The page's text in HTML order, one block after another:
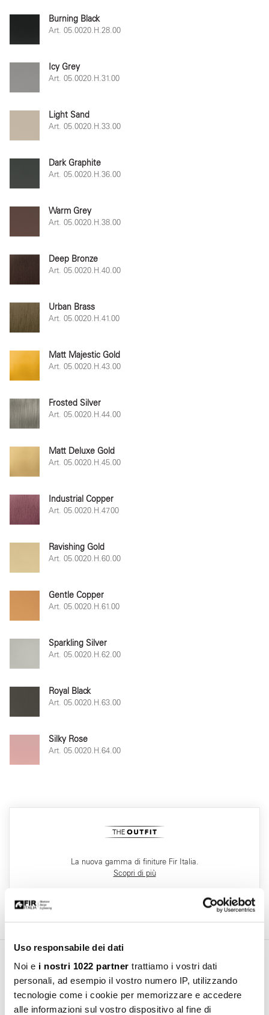
Uso responsabile dei dati
Noi e i nostri 1022 partner trattiamo i vostri dati
personali, ad esempio il vostro numero IP, utilizzando
tecnologie come i cookie per memorizzare e accedere
alle informazioni sul vostro dispositivo al fine di
Burning Black
Art. 05.0020.H.28.00
Icy Grey
Art. 05.0020.H.31.00
Light Sand
Art. 05.0020.H.33.00
Dark Graphite
Art. 05.0020.H.36.00
Warm Grey
Art. 05.0020.H.38.00
Deep Bronze
Art. 05.0020.H.40.00
Urban Brass
Art. 05.0020.H.41.00
Matt Majestic Gold
Art. 05.0020.H.43.00
Frosted Silver
Art. 05.0020.H.44.00
Matt Deluxe Gold
Art. 05.0020.H.45.00
Industrial Copper
Art. 05.0020.H.47.00
Ravishing Gold
Art. 05.0020.H.60.00
Gentle Copper
Art. 05.0020.H.61.00
Sparkling Silver
Art. 05.0020.H.62.00
Royal Black
Art. 05.0020.H.63.00
Silky Rose
Art. 05.0020.H.64.00
La nuova gamma di finiture Fir Italia.
Scopri di più
Area Download